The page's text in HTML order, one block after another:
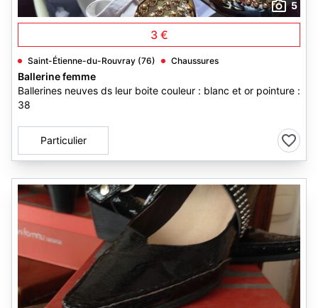
5
3 €
Saint-Étienne-du-Rouvray (76) Chaussures
Ballerine femme
Ballerines neuves ds leur boite couleur : blanc et or pointure :
38
Particulier